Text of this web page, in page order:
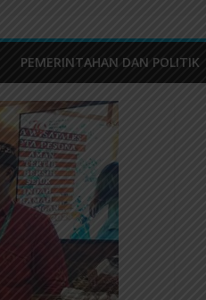
PEMERINTAHAN DAN POLITIK